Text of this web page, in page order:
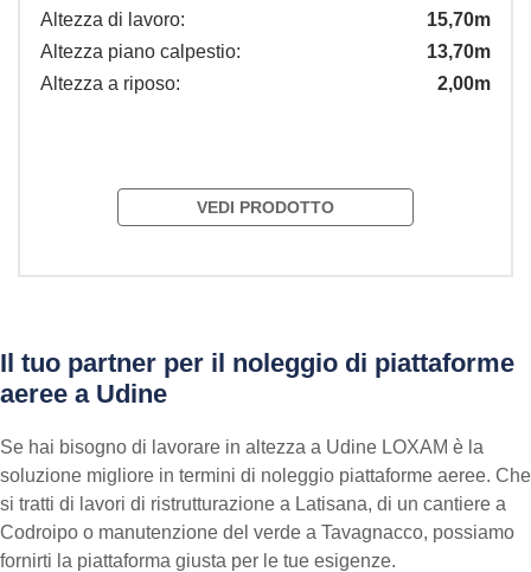
Altezza di lavoro:
15,70m
Altezza piano calpestio:
13,70m
Altezza a riposo:
2,00m
VEDI PRODOTTO
Il tuo partner per il noleggio di piattaforme
aeree a Udine
Se hai bisogno di lavorare in altezza a Udine LOXAM è la
soluzione migliore in termini di noleggio piattaforme aeree. Che
si tratti di lavori di ristrutturazione a Latisana, di un cantiere a
Codroipo o manutenzione del verde a Tavagnacco, possiamo
fornirti la piattaforma giusta per le tue esigenze.